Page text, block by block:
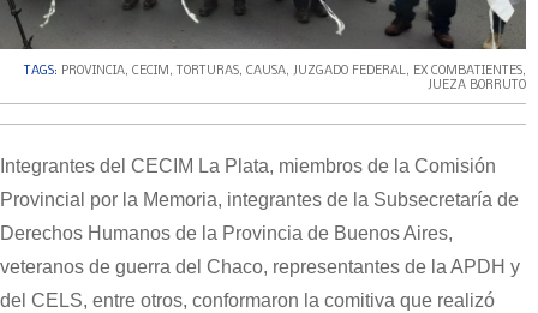
TAGS: PROVINCIA, CECIM , TORTURAS, CAUSA, JUZGADO FEDERAL, EX COMBATIENTES,
JUEZA BORRUTO
Integrantes del CECIM La Plata, miembros de la Comisión
Provincial por la Memoria, integrantes de la Subsecretaría de
Derechos Humanos de la Provincia de Buenos Aires,
veteranos de guerra del Chaco, representantes de la APDH y
del CELS, entre otros, conformaron la comitiva que realizó